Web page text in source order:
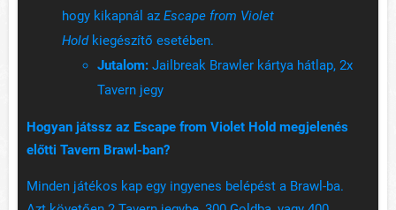
hogy kikapnál az Escape from Violet
Holdkiegészítő esetében.
Jutalom: Jailbreak Brawler kártya hátlap, 2x
Tavern jegy
Hogyan játssz az Escape from Violet Hold megjelenés
előtti Tavern Brawl-ban?
Minden játékos kap egy ingyenes belépést a Brawl-ba.